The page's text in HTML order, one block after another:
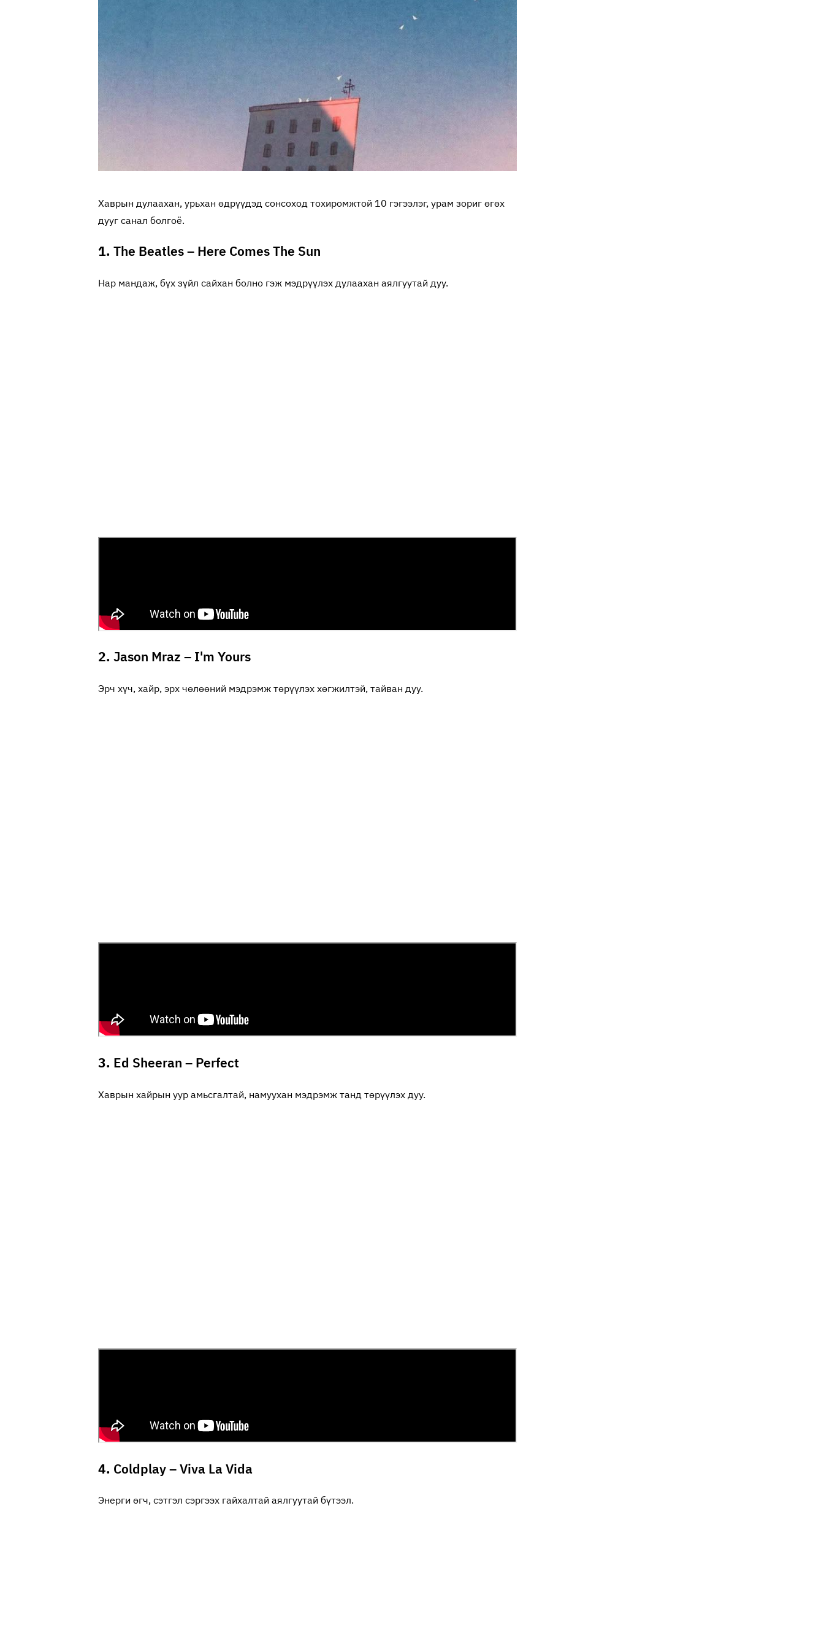
Хаврын дулаахан, урьхан өдрүүдэд сонсоход тохиромжтой 10 гэгээлэг, урам зориг өгөх
дууг санал болгоё.
1. The Beatles – Here Comes The Sun
Нар мандаж, бүх зүйл сайхан болно гэж мэдрүүлэх дулаахан аялгуутай дуу.
2. Jason Mraz – I'm Yours
Эрч хүч, хайр, эрх чөлөөний мэдрэмж төрүүлэх хөгжилтэй, тайван дуу.
3. Ed Sheeran – Perfect
Хаврын хайрын уур амьсгалтай, намуухан мэдрэмж танд төрүүлэх дуу.
4. Coldplay – Viva La Vida
Энерги өгч, сэтгэл сэргээх гайхалтай аялгуутай бүтээл.